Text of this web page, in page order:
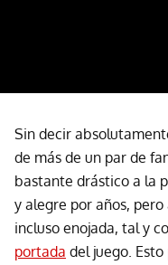
Sin decir
de más de un par de
bastante drástico a la
y alegre por años,
incluso enojada, tal y
portada del juego.